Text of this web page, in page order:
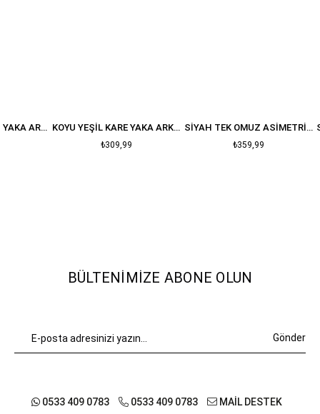
KOYU KAHVE KARE YAKA ARKASII FERMUARLI VATKALI ELBISE KOYU YEŞIL KARE YAKA ARKASI FERMUARLI VATKALI ELBISE
₺309,99
SIYAH TEK OMUZ ASIMETRIK ELBISE
₺359,99
BÜLTENIMIZE ABONE OLUN
Gönder
0533 409 0783 0533 409 0783 MAİL DESTEK